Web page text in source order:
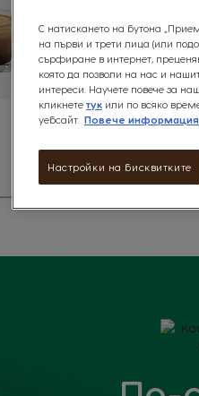
С натискането на бутона
на първи и трети лица (или
сърфиране в интернет,
която да позволи на нас и
интереси. Научете повече за
кликнете тук или по всяко
уебсайт. Повече информация
Настройки на бисквитките